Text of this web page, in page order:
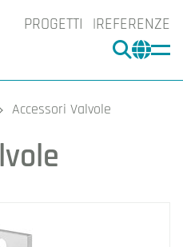
PROGETTI REFERENZE
CERCA
Accessori Valvole